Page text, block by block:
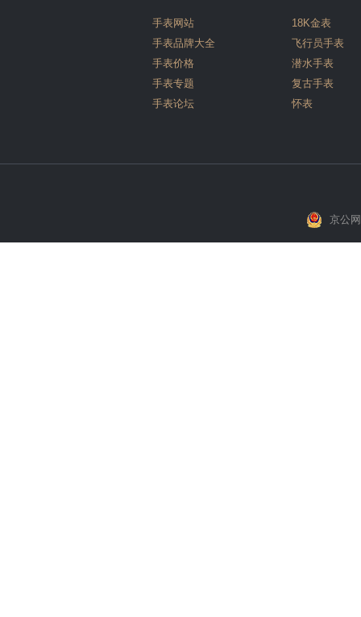
手表网站
手表品牌大全
手表价格
手表专题
手表论坛
18K金表
飞行员手表
潜水手表
复古手表
怀表
京公